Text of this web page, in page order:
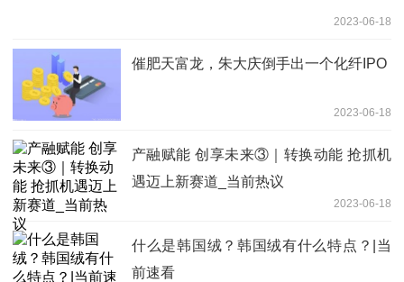
2023-06-18
催肥天富龙，朱大庆倒手出一个化纤IPO
2023-06-18
产融赋能 创享未来③｜转换动能 抢抓机
遇迈上新赛道_当前热议
2023-06-18
什么是韩国绒？韩国绒有什么特点？|当
前速看